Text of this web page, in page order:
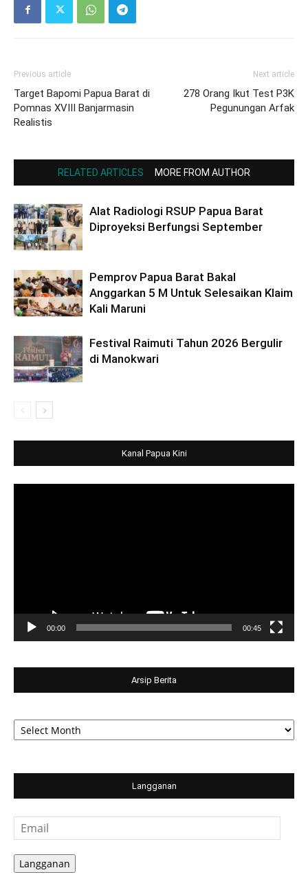
Previous article
Target Bapomi Papua Barat di
Pomnas XVIII Banjarmasin
Realistis
Next article
278 Orang Ikut Test P3K
Pegunungan Arfak
RELATED ARTICLES MORE FROM AUTHOR
Alat Radiologi RSUP Papua Barat
Diproyeksi Berfungsi September
Pemprov Papua Barat Bakal
Anggarkan 5 M Untuk Selesaikan Klaim
Kali Maruni
Festival Raimuti Tahun 2026 Bergulir
di Manokwari
Kanal Papua Kini
00:00 00:45
Arsip Berita
Arsip
Berita
Langganan
Email
Langganan